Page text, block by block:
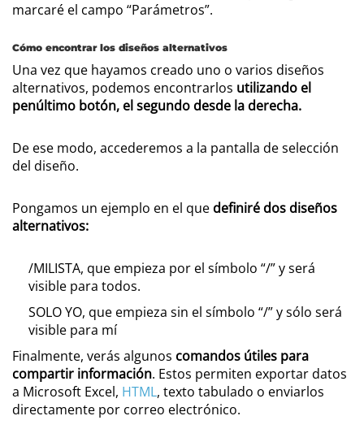
marcaré el campo “Parámetros”.
Cómo encontrar los diseños alternativos
Una vez que hayamos creado uno o varios diseños
alternativos, podemos encontrarlos utilizando el
penúltimo botón, el segundo desde la derecha.
De ese modo, accederemos a la pantalla de selección
del diseño.
Pongamos un ejemplo en el que definiré dos diseños
alternativos:
/MILISTA, que empieza por el símbolo “/” y será
visible para todos.
SOLO YO, que empieza sin el símbolo “/” y sólo será
visible para mí
Finalmente, verás algunos comandos útiles para
compartir información. Estos permiten exportar datos
a Microsoft Excel, HTML, texto tabulado o enviarlos
directamente por correo electrónico.